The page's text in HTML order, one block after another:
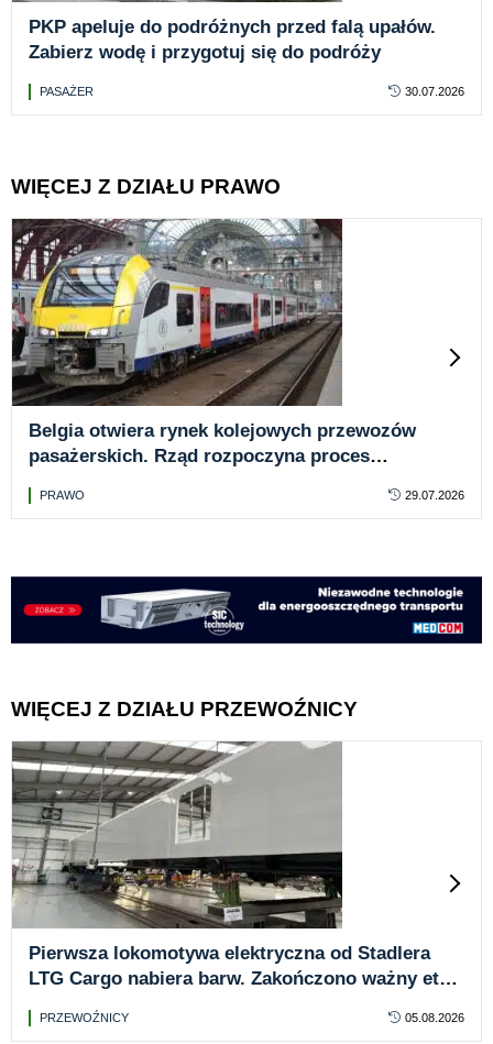
PKP apeluje do podróżnych przed falą upałów.
Zabierz wodę i przygotuj się do podróży
PASAŻER 30.07.2026
WIĘCEJ Z DZIAŁU PRAWO
Belgia otwiera rynek kolejowych przewozów
pasażerskich. Rząd rozpoczyna proces
PRAWO 29.07.2026
WIĘCEJ Z DZIAŁU PRZEWOŹNICY
Pierwsza lokomotywa elektryczna od Stadlera
LTG Cargo nabiera barw. Zakończono ważny etap
PRZEWOŹNICY 05.08.2026